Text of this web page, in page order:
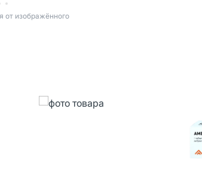
от изображённого